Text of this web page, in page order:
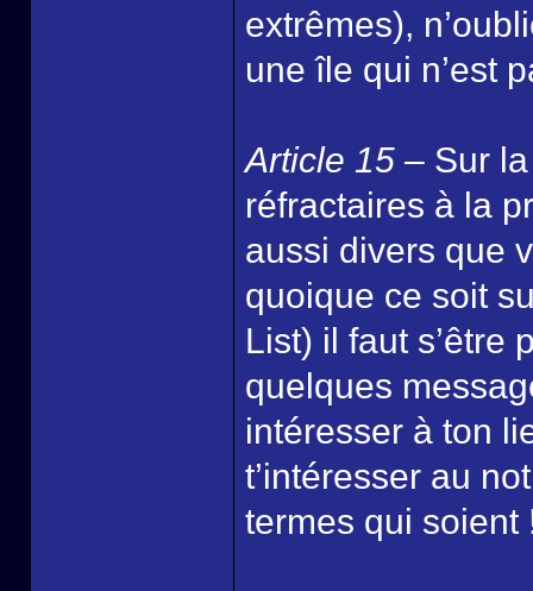
extrêmes),
une île qui n’est
Article 15 – Sur
réfractaires à la
aussi divers que
quoique ce soit
List) il faut s’être
quelques
intéresser à ton
t’intéresser au
termes qui soient